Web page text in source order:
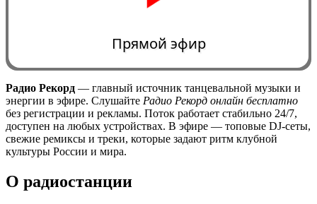
Прямой эфир
Радио Рекорд — главный источник танцевальной музыки и
энергии в эфире. Слушайте Радио Рекорд онлайн бесплатно
без регистрации и рекламы. Поток работает стабильно 24/7,
доступен на любых устройствах. В эфире — топовые DJ-сеты,
свежие ремиксы и треки, которые задают ритм клубной
культуры России и мира.
О радиостанции